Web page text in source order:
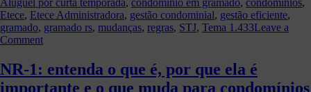
Etece, Etece Administradora, gestão condominial, gestão eficiente,
gramado, gramado rs, mudanças, regras, STJ, Tema 1.433Leave a
Commenton
curta
temporada
NR-1: entenda o que é, por que ela é
importante e o que muda para condomínios